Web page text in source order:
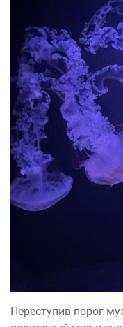
Переступив порог